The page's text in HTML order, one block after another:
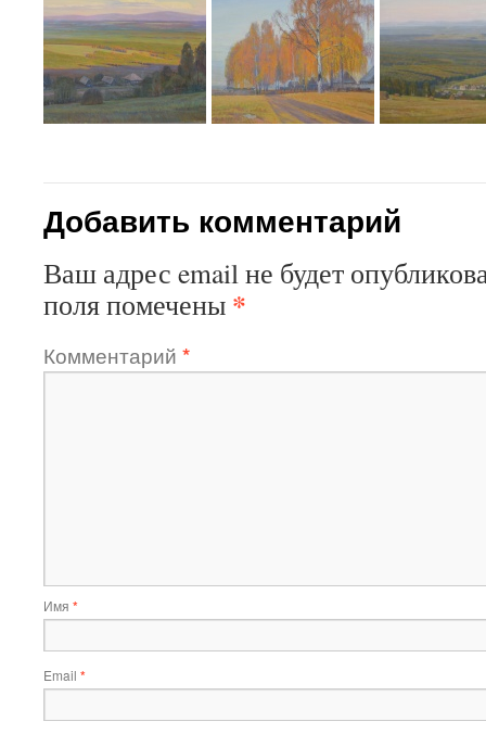
Добавить комментарий
Ваш адрес email не будет
поля помечены *
Комментарий *
Имя *
Email *